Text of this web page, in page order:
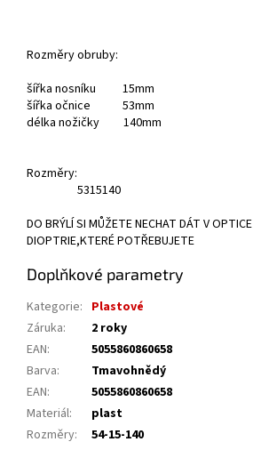
Rozměry obruby:
šířka nosníku 15mm
šířka očnice 53mm
délka nožičky 140mm
Rozměry:
5315140
DO BRÝLÍ SI MŮŽETE NECHAT DÁT V OPTICE
DIOPTRIE,KTERÉ POTŘEBUJETE
Doplňkové parametry
Kategorie: Plastové
Záruka:
2 roky
EAN:
5055860860658
Barva:
Tmavohnědý
EAN:
5055860860658
Materiál:
plast
Rozměry: 54-15-140